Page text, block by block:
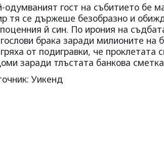
одумваният гост на събитието бе
тя се държеше безобразно и
й син. По ирония на
брака заради милионите
от подигравки, че
заради тлъстата банкова
Уикенд